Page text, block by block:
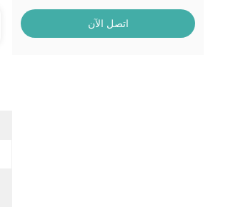
اتصل الآن